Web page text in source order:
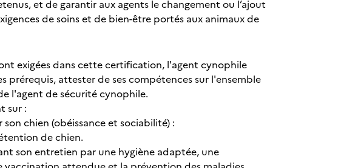
et de garantir aux agents le changement ou l’ajout
de soins et de bien-être portés aux animaux de
exigées dans cette certification, l'agent cynophile
attester de ses compétences sur l'ensemble
l'agent de sécurité cynophile.
sur :
chien (obéissance et sociabilité) :
de chien.
son entretien par une hygiène adaptée, une